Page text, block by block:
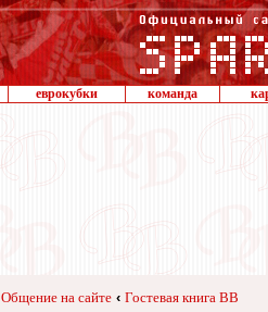
еврокубки команда
Общение на сайте ‹ Гостевая книга ВВ